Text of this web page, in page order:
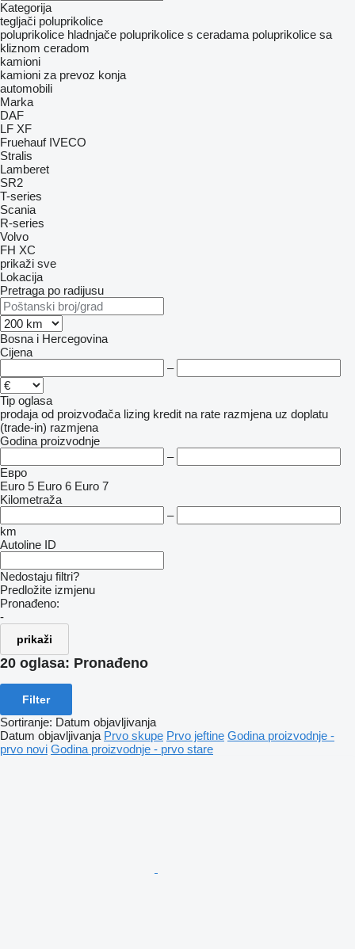
Kategorija
tegljači poluprikolice
poluprikolice hladnjače poluprikolice s ceradama poluprikolice sa
kliznom ceradom
kamioni
kamioni za prevoz konja
automobili
Marka
DAF
LF XF
Fruehauf IVECO
Stralis
Lamberet
SR2
T-series
Scania
R-series
Volvo
FH XC
prikaži sve
Lokacija
Pretraga po radijusu
Bosna i Hercegovina
Cijena
–
Tip oglasa
prodaja od proizvođača lizing kredit na rate razmjena uz doplatu
(trade-in) razmjena
Godina proizvodnje
–
Евро
Euro 5 Euro 6 Euro 7
Kilometraža
–
km
Autoline ID
Nedostaju filtri?
Predložite izmjenu
Pronađeno:
-
prikaži
20 oglasa: Pronađeno
Filter
Sortiranje: Datum objavljivanja
Datum objavljivanja Prvo skupe Prvo jeftine Godina proizvodnje -
prvo novi Godina proizvodnje - prvo stare